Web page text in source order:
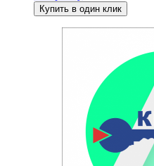
Купить в один клик